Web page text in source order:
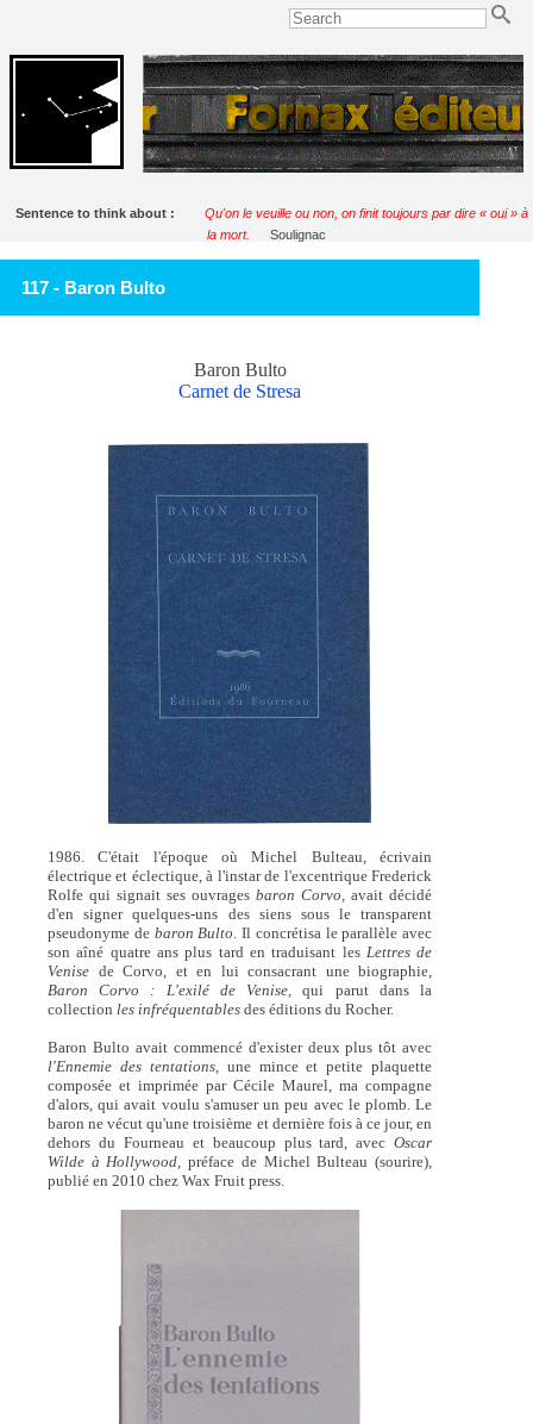
Sentence to think about :
Qu'on le veuille ou non, on finit toujours par dire « oui » à
la mort.
Soulignac
117 - Baron Bulto
Baron Bulto
Carnet de Stresa
1986. C'était l'époque où Michel Bulteau, écrivain
électrique et éclectique, à l'instar de l'excentrique Frederick
Rolfe qui signait ses ouvragesbaron Corvo, avait décidé
d'en signer quelques-uns des siens sous le transparent
pseudonyme de baron Bulto . Il concrétisa le parallèle avec
son aîné quatre ans plus tard en traduisant les Lettres de
Venisede Corvo, et en lui consacrant une biographie,
Baron Corvo : L'exilé de Venise,
qui parut dans la
collection les infréquentablesdes éditions du Rocher.
Baron Bulto avait commencé d'exister deux plus tôt avec
l'Ennemie des tentations,
une mince et petite plaquette
composée et imprimée par Cécile Maurel, ma compagne
d'alors, qui avait voulu s'amuser un peu avec le plomb. Le
baron ne vécut qu'une troisième et dernière fois à ce jour, en
dehors du Fourneau et beaucoup plus tard, avecOscar
Wilde à Hollywood, préface de Michel Bulteau (sourire),
publié en 2010 chez Wax Fruit press.